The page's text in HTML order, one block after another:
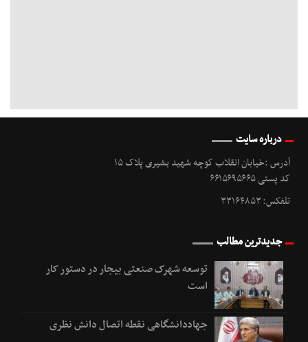
درباره سایت
آدرس :خیابان انقلاب کوچه شهید بشیری پلاک ۱۵
کد پستی ۶۶۱۵۶۹۵۶۶۵
تلفکس: ۳۳۱۶۴۸۵۳
جدیدترین مطالب
توسعه شهرک صنعتی بیجار در دستور کار
است
جهاددانشگاهی نقطه اتصال دانش نظری